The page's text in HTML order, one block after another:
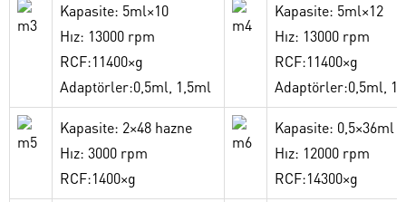
Kapasite: 5ml×10
Hız: 13000 rpm
RCF:11400×g
Adaptörler:0,5ml, 1,5ml
Kapasite: 5ml×12
Hız: 13000 rpm
RCF:11400×g
Adaptörler:0,5ml,
Kapasite: 2×48 hazne
Hız: 3000 rpm
RCF:1400×g
Kapasite: 0,5×36ml
Hız: 12000 rpm
RCF:14300×g